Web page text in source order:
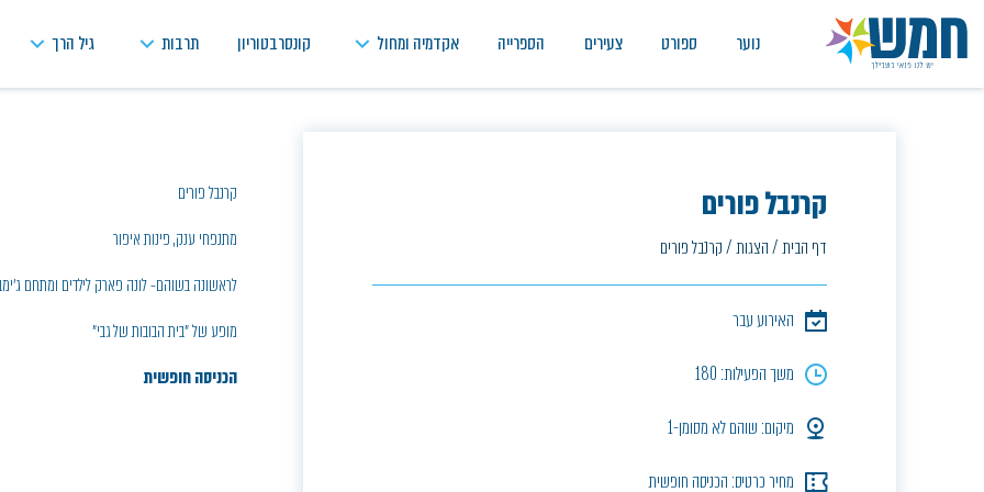
נוער ספורט צעירים הספרייה אקדמיה ומחול קונסרבטוריון תרבות גיל הרך
קרנבל פורים
דף הבית/הצגות/קרנבל פורים
האירוע עבר
משך הפעילות: 180
מיקום: שוהם לא מסומן-1
מחיר כרטיס: הכניסה חופשית
קרנבל פורים
מתנפחי ענק, פינות איפור
לראשונה בשוהם- לונה פארק לילדים ומתחם
מופע של "בית הבובות של גבי"
הכניסה חופשית